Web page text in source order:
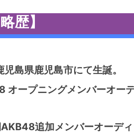
歴】
島県鹿児島市にて生誕。
ープニングメンバーオー
追加メンバーオーディ